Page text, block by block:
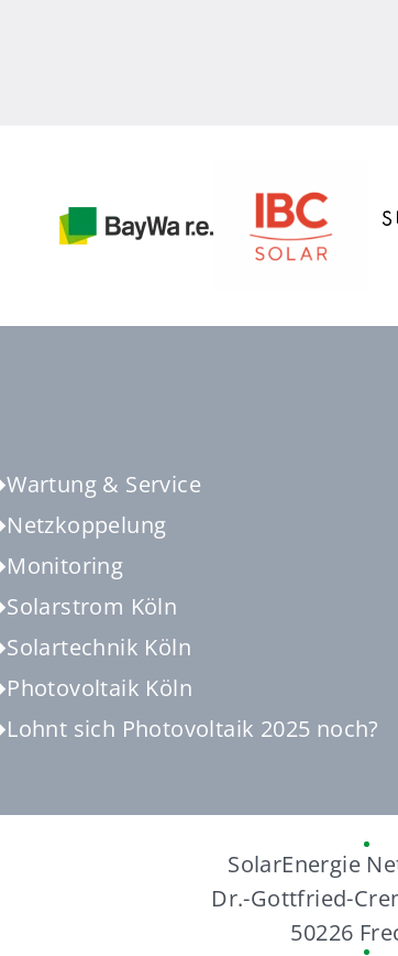
Wartung & Service
Netzkoppelung
Monitoring
Solarstrom Köln
Solartechnik Köln
Photovoltaik Köln
Lohnt sich Photovoltaik 2025 noch?
SolarEnergie
Dr.-Gottfried-
50226